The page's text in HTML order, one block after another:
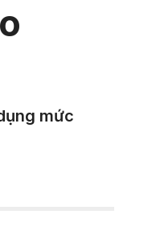
mức